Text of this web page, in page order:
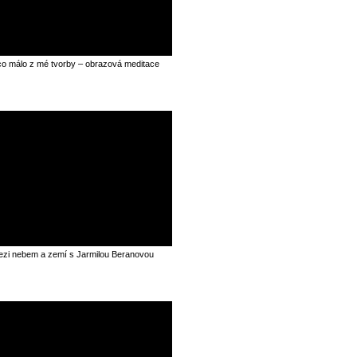
málo z mé tvorby – obrazová meditace
nebem a zemí s Jarmilou Beranovou